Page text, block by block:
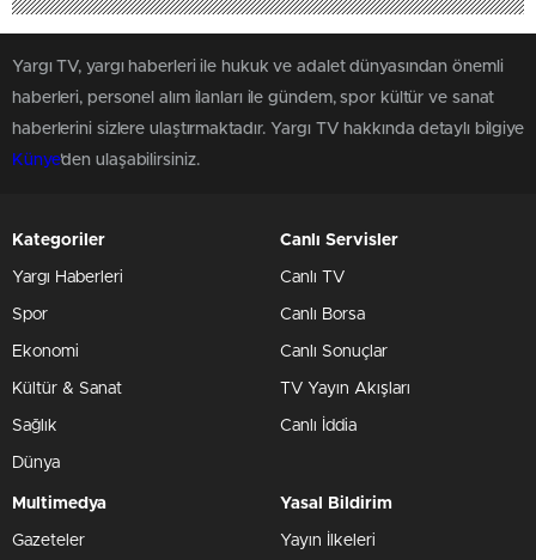
Yargı TV, yargı haberleri ile hukuk ve adalet dünyasından önemli
haberleri, personel alım ilanları ile gündem, spor kültür ve sanat
haberlerini sizlere ulaştırmaktadır. Yargı TV hakkında detaylı bilgiye
Künye'den ulaşabilirsiniz.
Kategoriler
Yargı Haberleri
Spor
Ekonomi
Kültür & Sanat
Sağlık
Dünya
Canlı Servisler
Canlı TV
Canlı Borsa
Canlı Sonuçlar
TV Yayın Akışları
Canlı İddia
Multimedya
Gazeteler
Yasal Bildirim
Yayın İlkeleri